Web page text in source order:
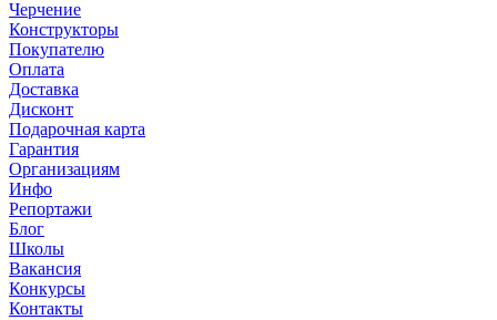
Черчение
Конструкторы
Покупателю
Оплата
Доставка
Дисконт
Подарочная карта
Гарантия
Организациям
Инфо
Репортажи
Блог
Школы
Вакансия
Конкурсы
Контакты